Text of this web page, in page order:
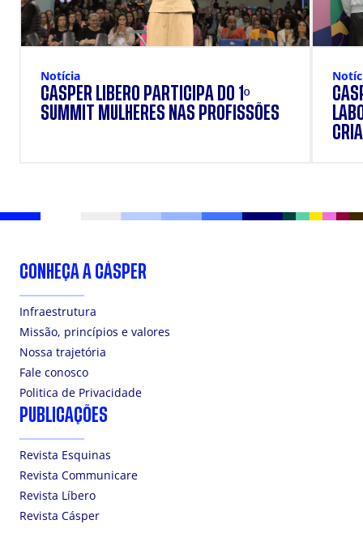
Notícia
CÁSPER LÍBERO PARTICIPA DO 1º
SUMMIT MULHERES NAS PROFISSÕES
CONHEÇA A CÁSPER
Infraestrutura
Missão, princípios e valores
Nossa trajetória
Fale conosco
Politica de Privacidade
PUBLICAÇÕES
Revista Esquinas
Revista Communicare
Revista Líbero
Revista Cásper